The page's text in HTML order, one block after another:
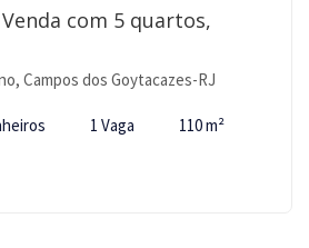
com 5 quartos,
Campos dos Goytacazes-RJ
1 Vaga 110 m²